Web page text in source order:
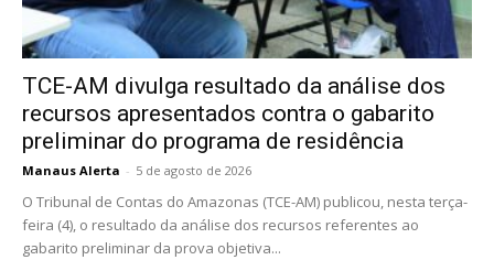
TCE-AM divulga resultado da análise dos
recursos apresentados contra o gabarito
preliminar do programa de residência
Manaus Alerta - 5 de agosto de 2026
O Tribunal de Contas do Amazonas (TCE-AM) publicou, nesta terça-
feira (4), o resultado da análise dos recursos referentes ao
gabarito preliminar da prova objetiva...